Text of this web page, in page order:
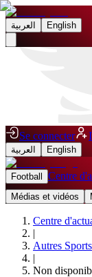
العربية English
Se connecter
العربية English
Football Centre
Médias et vidéos
Centre
|
Autres Sports
|
Non